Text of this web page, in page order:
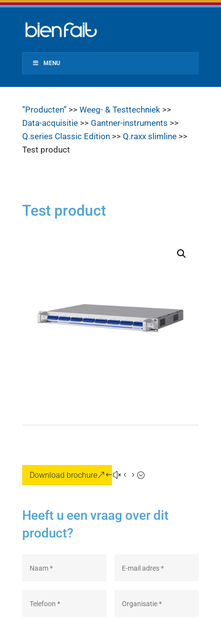
MENU
”Producten”>> Weeg- & Testtechniek>>
Data-acquisitie>> Gantner-instruments >>
Q.series Classic Edition>> Q.raxx slimline>>
Test product
Test product
Download brochure
Heeft u een vraag over dit
product?